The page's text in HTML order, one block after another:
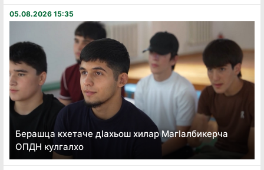
05.08.2026 15:35
Берашца кхетаче дӏахьош хилар Магӏалбикерча
ОПДН кулгалхо